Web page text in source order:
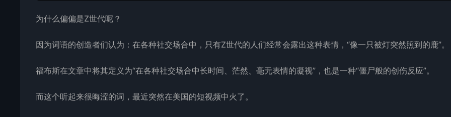
为什么偏偏是Z世代呢？
因为词语的创造者们认为：在各种社交场合中，只有Z世代的人们经常会露出这种表情，“像一只被灯突然照到的鹿”。
福布斯在文章中将其定义为“在各种社交场合中长时间、茫然、毫无表情的凝视”，也是一种“僵尸般的创伤反应”。
而这个听起来很晦涩的词，最近突然在美国的短视频中火了。